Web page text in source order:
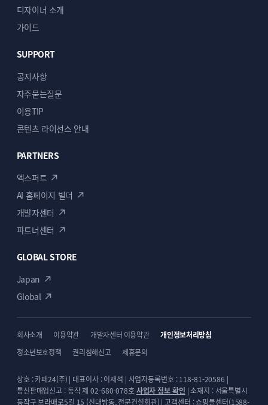
디자이너 소개
가이드
SUPPORT
공지사항
자주묻는질문
이용TIP
콘텐츠 라이선스 안내
PARTNERS
엑스퍼트
AI 홈페이지 빌더
개발자센터
파트너센터
GLOBAL STORE
Japan
Global
회사소개 이용약관 개발자센터 이용약관
개인정보처리방침
청소년보호정책
권리침해신고 제휴문의
상호 : 카페24(주) | 대표이사 : 이재석 | 사업자등록번호 : 118-81-20586 |
통신판매업신고 : 동작 제 02-680-078호사업자 정보 확인 | 소재지 : 서울특별시
동작구 보라매로5길 15 (신대방동, 전문건설회관) | 고객센터 : 쇼핑몰센터(1588-